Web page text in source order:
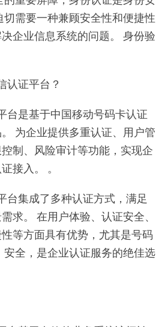
切需要一种兼顾安全性和便捷性
企业信息系统的问题。 身份验
认证平台？
台是基于中国移动号码卡认证
为企业提供多重认证、用户管
制、风险审计等功能，实现企
接入。 。
台集成了多种认证方式，满足
求。 在用户体验、认证安全、
等方面具有优势，尤其是号码
安全，是企业认证服务的绝佳选